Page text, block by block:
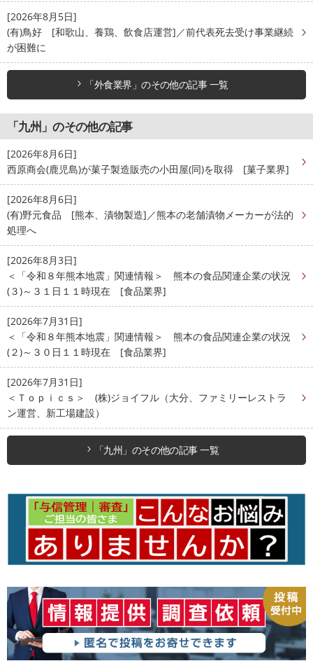
[2026年8月5日]
(有)鳥好 [和歌山、養鶏、飲食店運営]／前代表死去受け事業継続
が困難に
「外食業界」のその他の記事 一覧
「九州」のその他の記事
[2026年8月6日]
西原商会(鹿児島)が菓子製造販売の小田屋(同)を取得 [菓子業界]
[2026年8月6日]
(有)野元食品 [熊本、漬物製造]／熊本の老舗漬物メーカーが法的
処理へ
[2026年8月3日]
＜「令和８年熊本地震」関連情報＞ 熊本の食品関連企業の状況
(３)～３１日１１時現在 [食品業界]
[2026年7月31日]
＜「令和８年熊本地震」関連情報＞ 熊本の食品関連企業の状況
(２)～３０日１１時現在 [食品業界]
[2026年7月31日]
＜Ｔｏｐｉｃｓ＞ (株)ジョイフル（大分、ファミリーレストラ
ン運営、新工場建設）
「九州」のその他の記事 一覧